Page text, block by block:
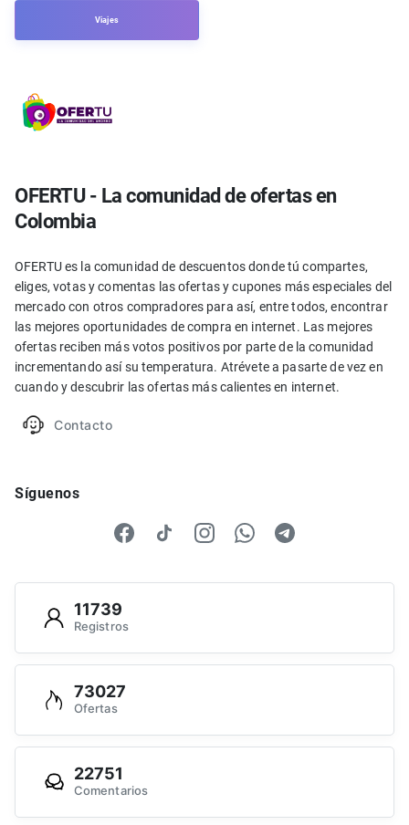
Viajes
OFERTU - La comunidad de ofertas en
Colombia
OFERTU es la comunidad de descuentos donde tú compartes,
eliges, votas y comentas las ofertas y cupones más especiales del
mercado con otros compradores para así, entre todos, encontrar
las mejores oportunidades de compra en internet. Las mejores
ofertas reciben más votos positivos por parte de la comunidad
incrementando así su temperatura. Atrévete a pasarte de vez en
cuando y descubrir las ofertas más calientes en internet.
Contacto
Síguenos
11739
Registros
73027
Ofertas
22751
Comentarios